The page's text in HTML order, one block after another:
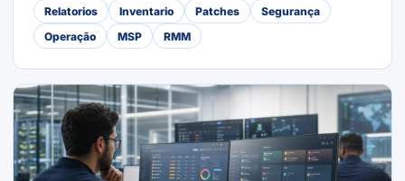
Relatorios Inventario Patches
Segurança
Operação
MSP RMM